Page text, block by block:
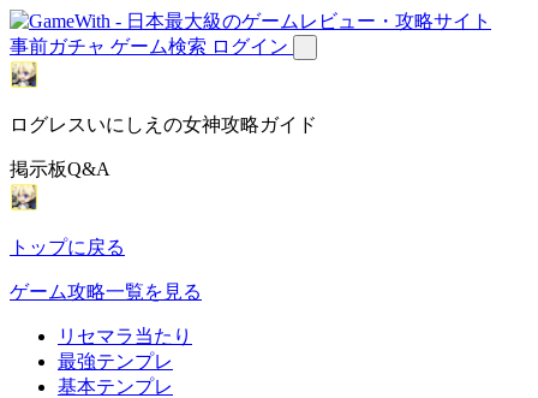
事前ガチャ ゲーム検索 ログイン
ログレスいにしえの女神攻略ガイド
掲示板Q&A
トップに戻る
ゲーム攻略一覧を見る
リセマラ当たり
最強テンプレ
基本テンプレ